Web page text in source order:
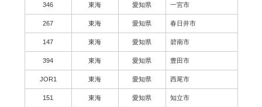
346 東海 愛知県 一宮市
267 東海 愛知県 春日井市
147 東海 愛知県 碧南市
394 東海 愛知県 豊田市
JOR1 東海 愛知県 西尾市
151 東海 愛知県 知立市